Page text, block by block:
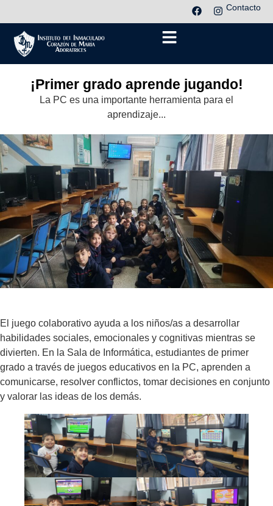
Contacto
¡Primer grado aprende jugando!
La PC es una importante herramienta para el
aprendizaje...
El juego colaborativo ayuda a los niños/as a desarrollar
habilidades sociales, emocionales y cognitivas mientras se
divierten. En la Sala de Informática, estudiantes de primer
grado a través de juegos educativos en la PC, aprenden a
comunicarse, resolver conflictos, tomar decisiones en conjunto
y valorar las ideas de los demás.